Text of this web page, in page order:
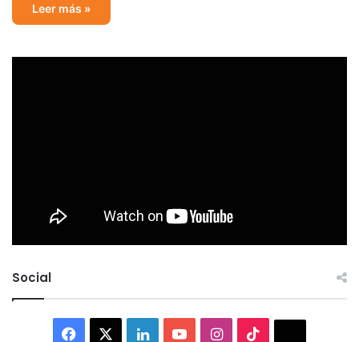
Leer más »
Social
Facebook LinkedInYouTubeInstagram